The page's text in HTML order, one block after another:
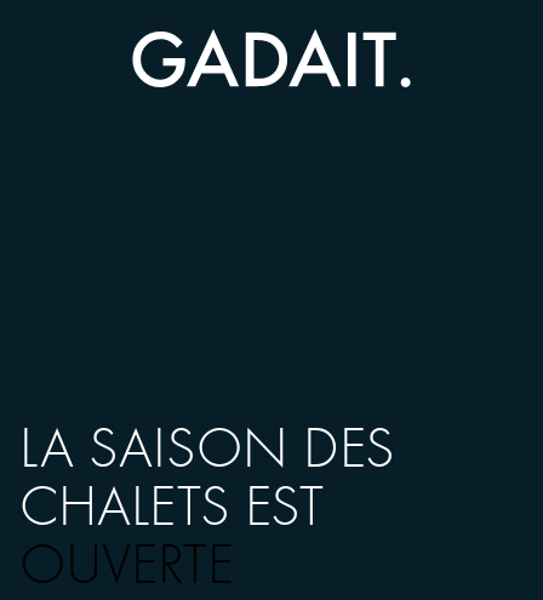
LA SAISON DES
CHALETS EST
OUVERTE